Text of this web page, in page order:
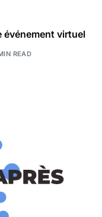
événement virtuel
READ